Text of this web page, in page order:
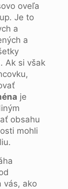
oveľa
Je to
a
a
Ak si však
je
obsahu
mohli
vás, ako